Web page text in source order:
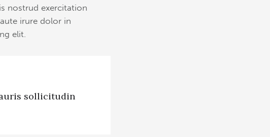
nostrud exercitation
irure dolor in
elit.
sollicitudin